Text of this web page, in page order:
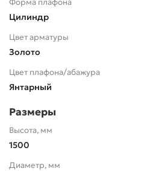
Цилиндр
Цвет арматуры
Золото
Цвет плафона/абажура
Янтарный
Размеры
Высота, мм
1500
Диаметр, мм